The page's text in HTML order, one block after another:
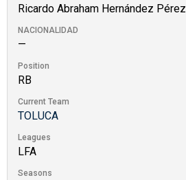
Ricardo Abraham Hernández Pérez
NACIONALIDAD
—
Position
RB
Current Team
TOLUCA
Leagues
LFA
Seasons